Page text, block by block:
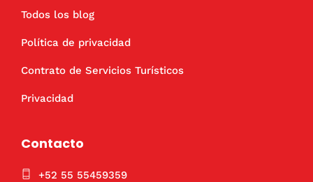
Todos los blog
Política de privacidad
Contrato de Servicios Turísticos
Privacidad
Contacto
+52 55 55459359